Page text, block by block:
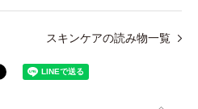
スキンケアの読み物一覧